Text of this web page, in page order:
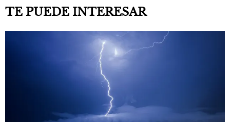
TE PUEDE INTERESAR